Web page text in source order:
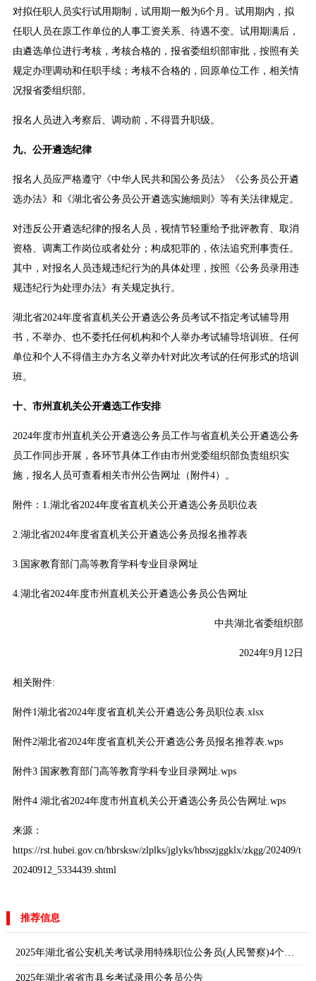
对拟任职人员实行试用期制，试用期一般为6个月。试用期内，拟
任职人员在原工作单位的人事工资关系、待遇不变。试用期满后，
由遴选单位进行考核，考核合格的，报省委组织部审批，按照有关
规定办理调动和任职手续；考核不合格的，回原单位工作，相关情
况报省委组织部。
报名人员进入考察后、调动前，不得晋升职级。
九、公开遴选纪律
报名人员应严格遵守《中华人民共和国公务员法》《公务员公开遴
选办法》和《湖北省公务员公开遴选实施细则》等有关法律规定。
对违反公开遴选纪律的报名人员，视情节轻重给予批评教育、取消
资格、调离工作岗位或者处分；构成犯罪的，依法追究刑事责任。
其中，对报名人员违规违纪行为的具体处理，按照《公务员录用违
规违纪行为处理办法》有关规定执行。
湖北省2024年度省直机关公开遴选公务员考试不指定考试辅导用
书，不举办、也不委托任何机构和个人举办考试辅导培训班。任何
单位和个人不得借主办方名义举办针对此次考试的任何形式的培训
班。
十、市州直机关公开遴选工作安排
2024年度市州直机关公开遴选公务员工作与省直机关公开遴选公务
员工作同步开展，各环节具体工作由市州党委组织部负责组织实
施，报名人员可查看相关市州公告网址（附件4）。
附件：1.湖北省2024年度省直机关公开遴选公务员职位表
2.湖北省2024年度省直机关公开遴选公务员报名推荐表
3.国家教育部门高等教育学科专业目录网址
4.湖北省2024年度市州直机关公开遴选公务员公告网址
中共湖北省委组织部
2024年9月12日
相关附件:
附件1湖北省2024年度省直机关公开遴选公务员职位表.xlsx
附件2湖北省2024年度省直机关公开遴选公务员报名推荐表.wps
附件3 国家教育部门高等教育学科专业目录网址.wps
附件4 湖北省2024年度市州直机关公开遴选公务员公告网址.wps
来源：
https://rst.hubei.gov.cn/hbrsksw/zlplks/jglyks/hbsszjggklx/zkgg/202409/t
20240912_5334439.shtml
推荐信息
2025年湖北省公安机关考试录用特殊职位公务员(人民警察)4个职位30名人员公告
2025年湖北省省市县乡考试录用公务员公告